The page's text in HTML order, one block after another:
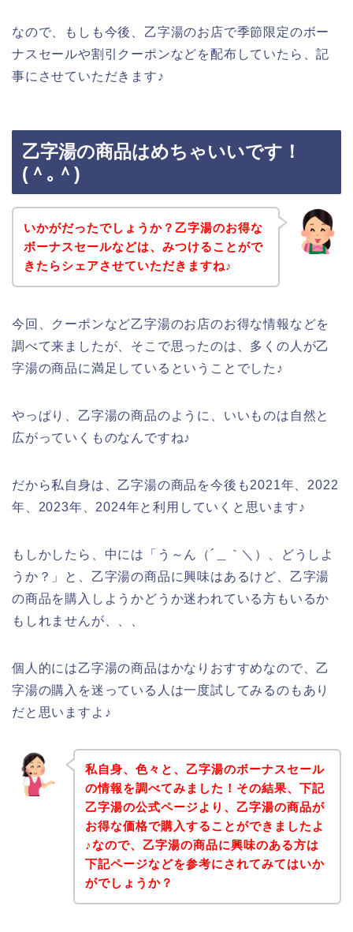
なので、もしも今後、乙字湯のお店で季節限定のボー
ナスセールや割引クーポンなどを配布していたら、記
事にさせていただきます♪
乙字湯の商品はめちゃいいです！
(＾｡＾)
いかがだったでしょうか？乙字湯のお得な
ボーナスセールなどは、みつけることがで
きたらシェアさせていただきますね♪
今回、クーポンなど乙字湯のお店のお得な情報などを
調べて来ましたが、そこで思ったのは、多くの人が乙
字湯の商品に満足しているということでした♪
やっぱり、乙字湯の商品のように、いいものは自然と
広がっていくものなんですね♪
だから私自身は、乙字湯の商品を今後も2021年、2022
年、2023年、2024年と利用していくと思います♪
もしかしたら、中には「う～ん（´＿｀＼）、どうしよ
うか？」と、乙字湯の商品に興味はあるけど、乙字湯
の商品を購入しようかどうか迷われている方もいるか
もしれませんが、、、
個人的には乙字湯の商品はかなりおすすめなので、乙
字湯の購入を迷っている人は一度試してみるのもあり
だと思いますよ♪
私自身、色々と、乙字湯のボーナスセール
の情報を調べてみました！その結果、下記
乙字湯の公式ページより、乙字湯の商品が
お得な価格で購入することができましたよ
♪なので、乙字湯の商品に興味のある方は
下記ページなどを参考にされてみてはいか
がでしょうか？